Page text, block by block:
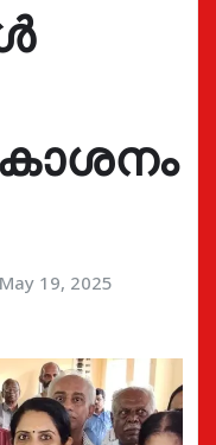
May 19, 2025